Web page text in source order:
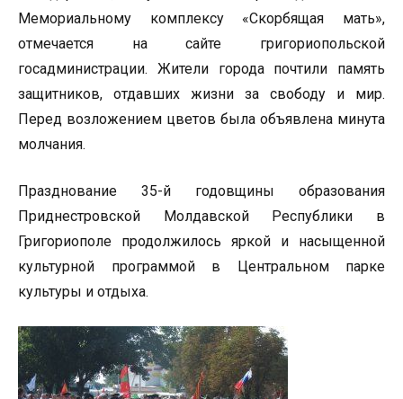
Мемориальному комплексу «Скорбящая мать»,
отмечается на сайте григориопольской
госадминистрации. Жители города почтили память
защитников, отдавших жизни за свободу и мир.
Перед возложением цветов была объявлена минута
молчания.
Празднование 35-й годовщины образования
Приднестровской Молдавской Республики в
Григориополе продолжилось яркой и насыщенной
культурной программой в Центральном парке
культуры и отдыха.